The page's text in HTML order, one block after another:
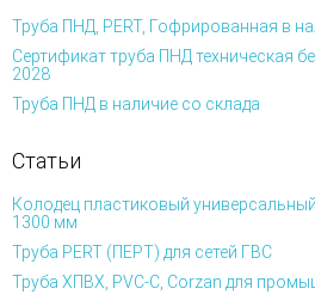
Труба ПНД, PERT, Гофрированная в
Сертификат труба ПНД техническая
2028
Труба ПНД в наличие со склада
Статьи
Колодец пластиковый
1300 мм
Труба PERT (ПЕРТ) для сетей ГВС
Труба ХПВХ, PVC-C, Corzan для